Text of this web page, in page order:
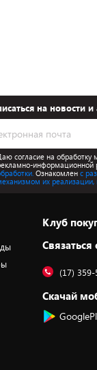
на новости и
согласие на обработку
информационной
Ознакомлен с
их реализации,
Клуб
(17)
Скачай